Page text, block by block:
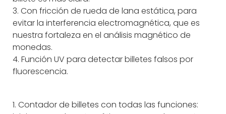
3. Con fricción de rueda de lana estática, para
evitar la interferencia electromagnética, que es
nuestra fortaleza en el análisis magnético de
monedas.
4. Función UV para detectar billetes falsos por
fluorescencia.
1. Contador de billetes con todas las funciones: